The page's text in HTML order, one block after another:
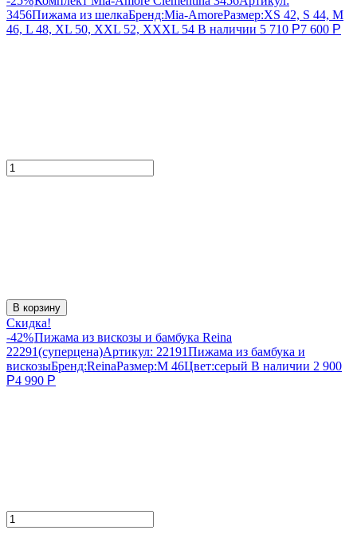
3456Пижама из шелкаБренд:Mia-AmoreРазмер:XS 42, S 44, M
46, L 48, XL 50, XXL 52, XXXL 54 В наличии 5 710 Р7 600 Р
В корзину
Скидка!
-42%Пижама из вискозы и бамбука Reina
22291(суперцена)Артикул: 22191Пижама из бамбука и
вискозыБренд:ReinaРазмер:M 46Цвет:серый В наличии 2 900
Р4 990 Р